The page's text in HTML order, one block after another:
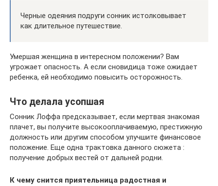
Черные одеяния подруги сонник истолковывает
как длительное путешествие.
Умершая женщина в интересном положении? Вам
угрожает опасность. А если сновидица тоже ожидает
ребенка, ей необходимо повысить осторожность.
Что делала усопшая
Сонник Лоффа предсказывает, если мертвая знакомая
плачет, вы получите высокооплачиваемую, престижную
должность или другим способом улучшите финансовое
положение. Еще одна трактовка данного сюжета :
получение добрых вестей от дальней родни.
К чему снится приятельница радостная и